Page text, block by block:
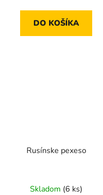
DO KOŠÍKA
Rusínske pexeso
Skladom (6 ks)